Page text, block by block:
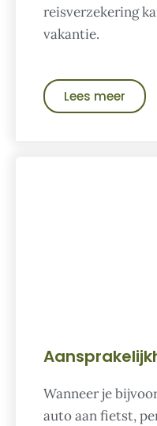
reisverzekering
vakantie.
Lees meer
Wanneer je
auto aan fietst,